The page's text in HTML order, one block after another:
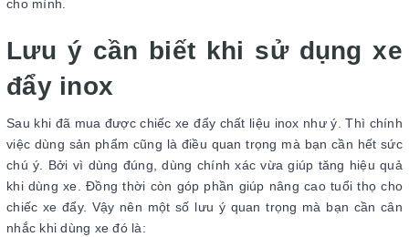
cho mình.
Lưu ý cần biết khi sử dụng xe
đẩy inox
Sau khi đã mua được chiếc xe đẩy chất liệu inox như ý. Thì chính
việc dùng sản phẩm cũng là điều quan trọng mà bạn cần hết sức
chú ý. Bởi vì dùng đúng, dùng chính xác vừa giúp tăng hiệu quả
khi dùng xe. Đồng thời còn góp phần giúp nâng cao tuổi thọ cho
chiếc xe đẩy. Vậy nên một số lưu ý quan trọng mà bạn cần cân
nhắc khi dùng xe đó là: